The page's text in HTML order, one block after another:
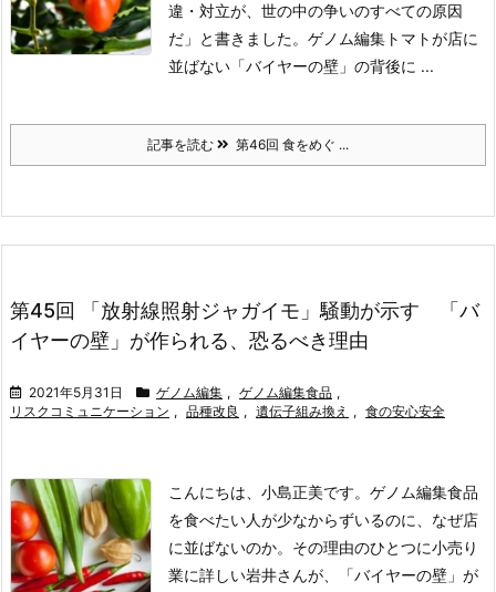
違・対立が、世の中の争いのすべての原因
だ」と書きました。ゲノム編集トマトが店に
並ばない「バイヤーの壁」の背後に ...
記事を読む 第46回 食をめぐ ...
第45回 「放射線照射ジャガイモ」騒動が示す 「バ
イヤーの壁」が作られる、恐るべき理由
2021年5月31日 ゲノム編集 , ゲノム編集食品 ,
リスクコミュニケーション , 品種改良 , 遺伝子組み換え , 食の安心安全
こんにちは、小島正美です。ゲノム編集食品
を食べたい人が少なからずいるのに、なぜ店
に並ばないのか。その理由のひとつに小売り
業に詳しい岩井さんが、「バイヤーの壁」が